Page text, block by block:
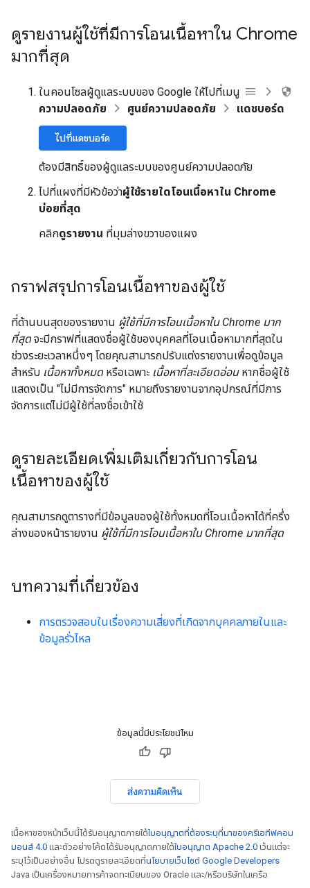
ดูรายงานผู้ใช้ที่มีการโอนเนื้อหาใน Chrome
มากที่สุด
ในคอนโซลผู้ดูแลระบบของ Google ให้ไปที่เมนู
ความปลอดภัย
ศูนย์ความปลอดภัย แดชบอร์ด
ไปที่แดชบอร์ด
ต้องมีสิทธิ์ของผู้ดูแลระบบของศูนย์ความปลอดภัย
ไปที่แผงที่มีหัวข้อว่าผู้ใช้รายใดโอนเนื้อหาใน Chrome
บ่อยที่สุด
คลิกดูรายงาน ที่มุมล่างขวาของแผง
กราฟสรุปการโอนเนื้อหาของผู้ใช้
ที่ด้านบนสุดของรายงาน ผู้ใช้ที่มีการโอนเนื้อหาใน Chrome มาก
ที่สุดจะมีกราฟที่แสดงชื่อผู้ใช้ของบุคคลที่โอนเนื้อหามากที่สุดใน
ช่วงระยะเวลาหนึ่งๆ โดยคุณสามารถปรับแต่งรายงานเพื่อดูข้อมูล
สำหรับ เนื้อหาทั้งหมดหรือเฉพาะ เนื้อหาที่ละเอียดอ่อนหากชื่อผู้ใช้
แสดงเป็น "ไม่มีการจัดการ" หมายถึงรายงานจากอุปกรณ์ที่มีการ
จัดการแต่ไม่มีผู้ใช้ที่ลงชื่อเข้าใช้
ดูรายละเอียดเพิ่มเติมเกี่ยวกับการโอน
เนื้อหาของผู้ใช้
คุณสามารถดูตารางที่มีข้อมูลของผู้ใช้ทั้งหมดที่โอนเนื้อหาได้ที่ครึ่ง
ล่างของหน้ารายงาน ผู้ใช้ที่มีการโอนเนื้อหาใน Chrome มากที่สุด
บทความที่เกี่ยวข้อง
การตรวจสอบในเรื่องความเสี่ยงที่เกิดจากบุคคลภายในและ
ข้อมูลรั่วไหล
ข้อมูลนี้มีประโยชน์ไหม
ส่งความคิดเห็น
เนื้อหาของหน้าเว็บนี้ได้รับอนุญาตภายใต้ใบอนุญาตที่ต้องระบุที่มาของครีเอทีฟคอม
มอนส์ 4.0 และตัวอย่างโค้ดได้รับอนุญาตภายใต้ใบอนุญาต Apache 2.0 เว้นแต่จะ
ระบุไว้เป็นอย่างอื่น โปรดดูรายละเอียดที่นโยบายเว็บไซต์ Google Developers
Java เป็นเครื่องหมายการค้าจดทะเบียนของ Oracle และ/หรือบริษัทในเครือ